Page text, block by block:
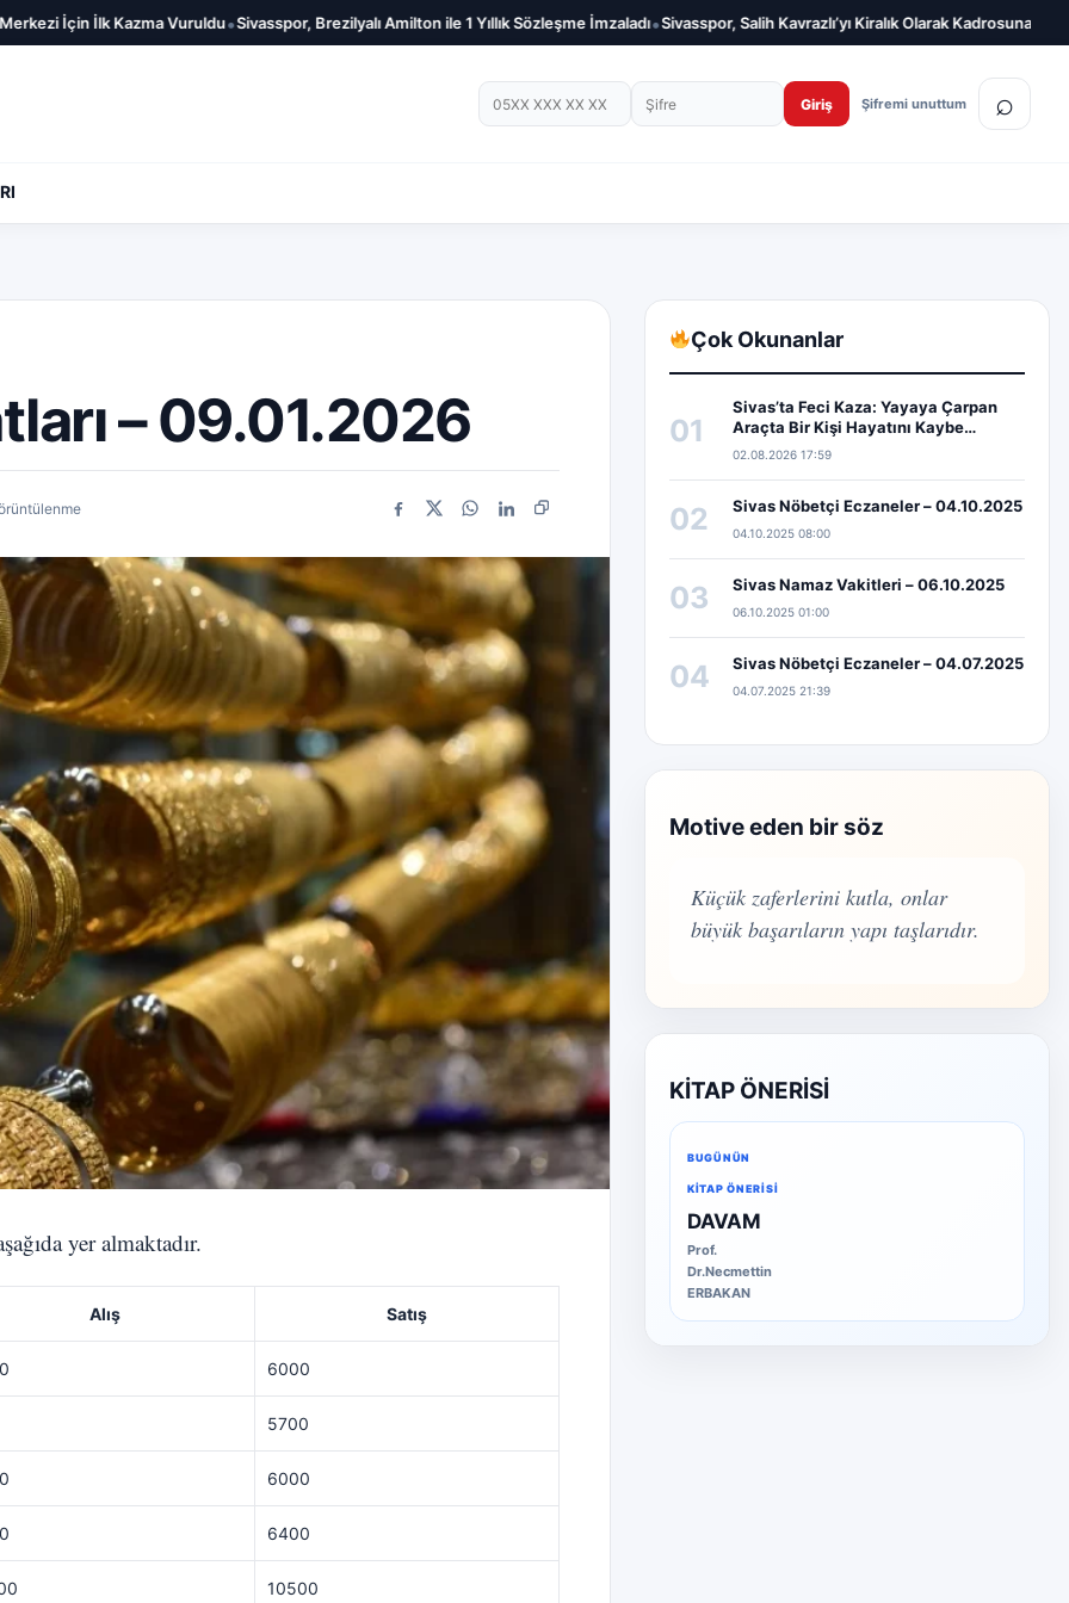
İlk Kazma Vuruldu•Sivasspor, Brezilyalı Amilton ile 1 Yıllık Sözleşme İmzaladı•Sivasspor, Salih Kavrazlı’yı Kiralık Olarak Kadrosuna Kattı•Sivasspor,
Telefon numarası Şifre Giriş Şifremi unuttum ⌕
– 09.01.2026
Facebook
X WhatsApp
LinkedInBağlantıyı kopyala
yer almaktadır.
Alış Satış
6000
5700
6000
6400
10500
Çok Okunanlar
01
Sivas’ta Feci Kaza: Yayaya Çarpan
Araçta Bir Kişi Hayatını Kaybe…
02.08.2026 17:59
02 Sivas Nöbetçi Eczaneler – 04.10.2025
04.10.2025 08:00
03 Sivas Namaz Vakitleri – 06.10.2025
06.10.2025 01:00
04 Sivas Nöbetçi Eczaneler – 04.07.2025
04.07.2025 21:39
Motive eden bir söz
Küçük zaferlerini kutla, onlar
büyük başarıların yapı taşlarıdır.
KİTAP ÖNERİSİ
BUGÜNÜN
KITAP ÖNERISI
DAVAM
Prof.
Dr.Necmettin
ERBAKAN